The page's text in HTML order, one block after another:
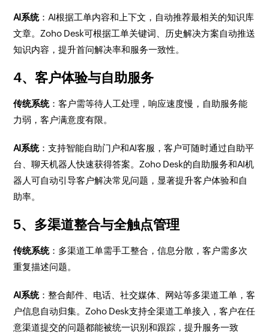
AI系统：AI根据工单内容和上下文，自动推荐最相关的知识库
文章。Zoho Desk可根据工单关键词、历史解决方案自动推送
知识内容，提升首问解决率和服务一致性。
4、客户体验与自助服务
传统系统：客户需等待人工处理，响应速度慢，自助服务能
力弱，客户满意度有限。
AI系统：支持智能自助门户和AI客服，客户可随时通过自助平
台、聊天机器人快速获得答案。Zoho Desk的自助服务和AI机
器人可自动引导客户解决常见问题，显著提升客户体验和自
助率。
5、多渠道整合与全触点管理
传统系统：多渠道工单需手工整合，信息分散，客户需多次
重复描述问题。
AI系统：整合邮件、电话、社交媒体、网站等多渠道工单，客
户信息自动归集。Zoho Desk支持全渠道工单接入，客户在任
意渠道提交的问题都能被统一识别和跟踪，提升服务一致